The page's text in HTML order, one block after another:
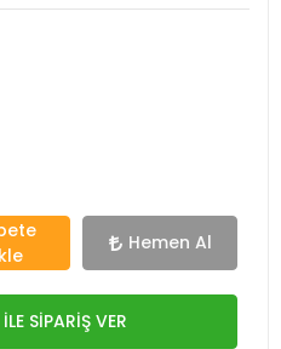
Hemen Al
SİPARİŞ VER